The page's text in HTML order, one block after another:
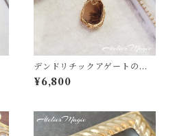
デンドリチックアゲートのペ
ンダントトップ （14kgfワイ
ヤー）
¥6,800